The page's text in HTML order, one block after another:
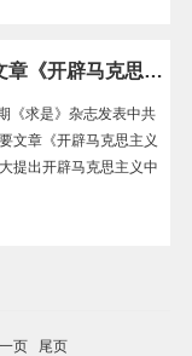
《求是》杂志发表习近平总书记重要文章《开辟马克思主义中国化时代化新境界》
求是》杂志发表中共
文章《开辟马克思主义
出开辟马克思主义中
页 尾页